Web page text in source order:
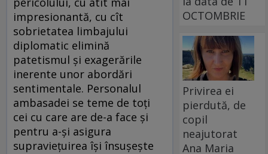
impresionantă, cu cît
sobrietatea limbajului
diplomatic elimină
patetismul şi exagerările
inerente unor abordări
sentimentale. Personalul
ambasadei se teme de toţi
cei cu care are de-a face şi
pentru a-şi asigura
supravieţuirea îşi însuşeşte
OCTOMBRIE
Privirea ei
pierdută, de
copil
neajutorat
Ana Maria